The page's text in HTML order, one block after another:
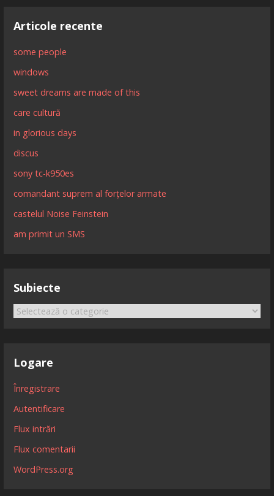
Articole recente
some people
windows
sweet dreams are made of this
care cultură
in glorious days
discus
sony tc-k950es
comandant suprem al forțelor armate
castelul Noise Feinstein
am primit un SMS
Subiecte
Subiecte
Logare
Înregistrare
Autentificare
Flux intrări
Flux comentarii
WordPress.org